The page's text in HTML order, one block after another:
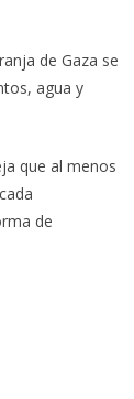
de Gaza se
agua y
que al menos
de